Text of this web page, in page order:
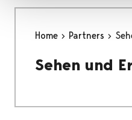
Home Partners
Sehen und